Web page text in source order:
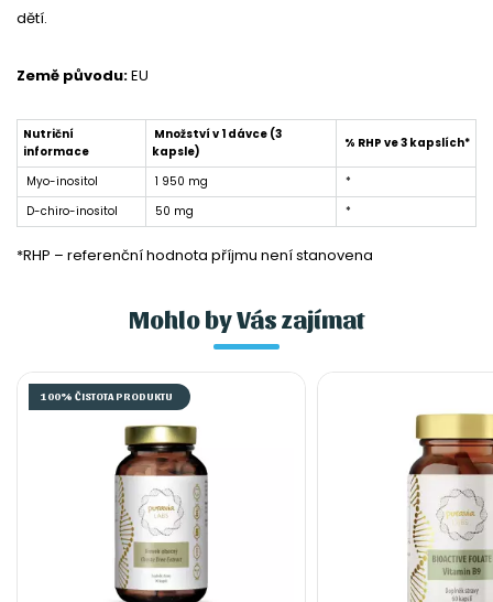
dětí.
Země původu:EU
Nutriční
informace
Množství v 1 dávce (3
kapsle)
% RHP ve 3 kapslích*
Myo-inositol 1 950 mg
*
D-chiro-inositol
50 mg *
*RHP – referenční hodnota příjmu není stanovena
Mohlo by Vás zajímat
100% ČISTOTA PRODUKTU